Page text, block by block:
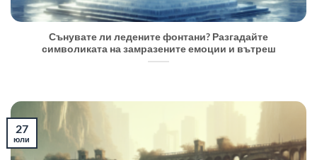
Сънувате ли ледените фонтани? Разгадайте
символиката на замразените емоции и вътреш
27
юли